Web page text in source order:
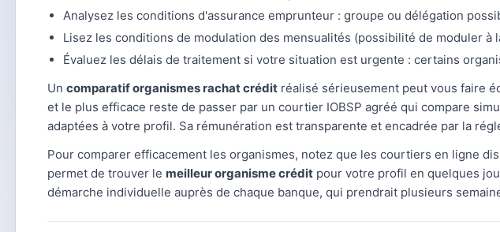
Analysez les conditions d'assurance emprunteur : groupe ou délégation
Lisez les conditions de modulation des mensualités (possibilité de moduler à
Évaluez les délais de traitement si votre situation est urgente : certains
Un comparatif organismes rachat crédit réalisé sérieusement peut vous faire
et le plus efficace reste de passer par un courtier IOBSP agréé qui compare
adaptées à votre profil. Sa rémunération est transparente et encadrée par la
Pour comparer efficacement les organismes, notez que les courtiers en ligne
permet de trouver le meilleur organisme crédit pour votre profil en quelques
démarche individuelle auprès de chaque banque, qui prendrait plusieurs